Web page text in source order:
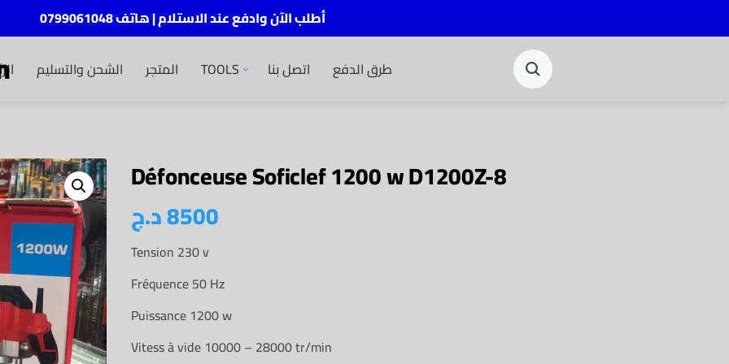
أطلب الآن وادفع عند الاستلام | هاتف 0799061048
الشحن والتسليم المتجر TOOLS اتصل بنا طرق الدفع
Défonceuse Soficlef 1200 w D1200Z-8
8500د.ج
Tension 230 v
Fréquence 50 Hz
Puissance 1200 w
Vitess à vide 10000 – 28000 tr/min